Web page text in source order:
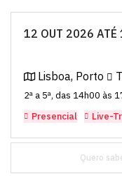
12 OUT 2026 ATÉ
Lisboa, Porto
2ª a 5ª, das 14h00 às
Presencial
Live-
Quero